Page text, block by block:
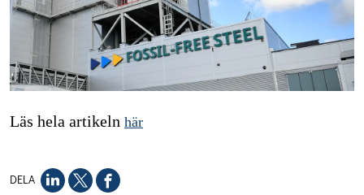
Läs hela artikeln här
DELA